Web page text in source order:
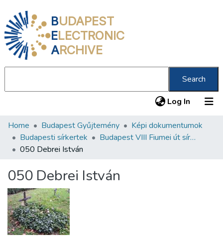
BUDAPEST
ELECTRONIC
ARCHIVE
Search
Log In (current)
Communities & Collections
All of DSpace
About us
Home Budapest Gyűjtemény
Képi dokumentumok
Budapesti sírkertek
Budapest VIII Fiumei út sírkert 1. rész
050 Debrei István
050 Debrei István